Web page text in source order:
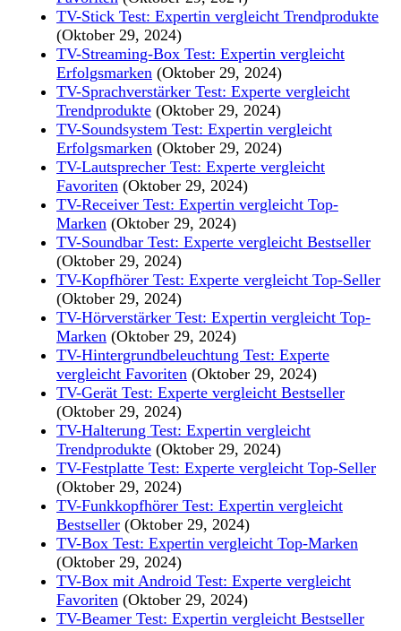
TV-Stick Test: Expertin vergleicht Trendprodukte
(Oktober 29, 2024)
TV-Streaming-Box Test: Expertin vergleicht
Erfolgsmarken (Oktober 29, 2024)
TV-Sprachverstärker Test: Experte vergleicht
Trendprodukte (Oktober 29, 2024)
TV-Soundsystem Test: Expertin vergleicht
Erfolgsmarken (Oktober 29, 2024)
TV-Lautsprecher Test: Experte vergleicht
Favoriten (Oktober 29, 2024)
TV-Receiver Test: Expertin vergleicht Top-
Marken (Oktober 29, 2024)
TV-Soundbar Test: Experte vergleicht Bestseller
(Oktober 29, 2024)
TV-Kopfhörer Test: Experte vergleicht Top-Seller
(Oktober 29, 2024)
TV-Hörverstärker Test: Expertin vergleicht Top-
Marken (Oktober 29, 2024)
TV-Hintergrundbeleuchtung Test: Experte
vergleicht Favoriten (Oktober 29, 2024)
TV-Gerät Test: Experte vergleicht Bestseller
(Oktober 29, 2024)
TV-Halterung Test: Expertin vergleicht
Trendprodukte (Oktober 29, 2024)
TV-Festplatte Test: Experte vergleicht Top-Seller
(Oktober 29, 2024)
TV-Funkkopfhörer Test: Expertin vergleicht
Bestseller (Oktober 29, 2024)
TV-Box Test: Expertin vergleicht Top-Marken
(Oktober 29, 2024)
TV-Box mit Android Test: Experte vergleicht
Favoriten (Oktober 29, 2024)
TV-Beamer Test: Expertin vergleicht Bestseller